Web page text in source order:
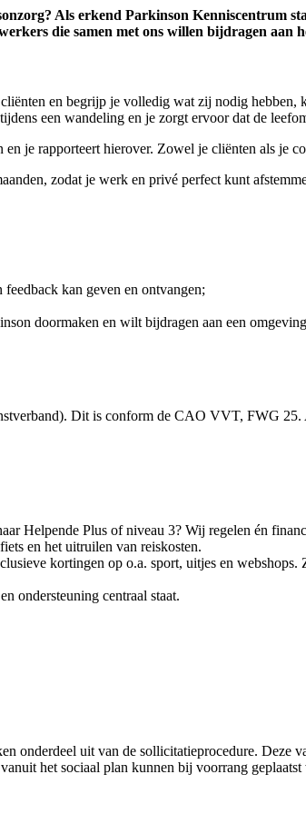
Als erkend Parkinson Kenniscentrum
die samen met ons willen bijdragen aan
en begrijp je volledig wat zij nodig hebben,
een wandeling en je zorgt ervoor dat de
je rapporteert hierover. Zowel je cliënten als je
zodat je werk en privé perfect kunt
kan geven en ontvangen;
doormaken en wilt bijdragen aan een
Dit is conform de CAO VVT, FWG
Helpende Plus of niveau 3? Wij regelen én
en het uitruilen van reiskosten.
kortingen op o.a. sport, uitjes en
ondersteuning centraal staat.
onderdeel uit van de sollicitatieprocedure.
het sociaal plan kunnen bij voorrang